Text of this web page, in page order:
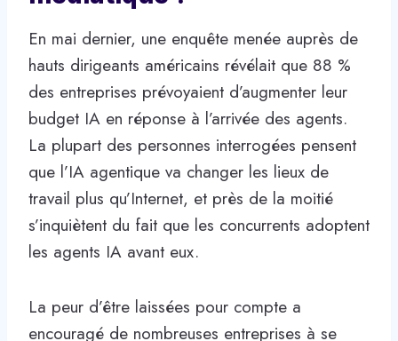
En mai dernier, une enquête menée auprès de
hauts dirigeants américains révélait que 88 %
des entreprises prévoyaient d’augmenter leur
budget IA en réponse à l’arrivée des agents.
La plupart des personnes interrogées pensent
que l’IA agentique va changer les lieux de
travail plus qu’Internet, et près de la moitié
s’inquiètent du fait que les concurrents adoptent
les agents IA avant eux.
La peur d’être laissées pour compte a
encouragé de nombreuses entreprises à se